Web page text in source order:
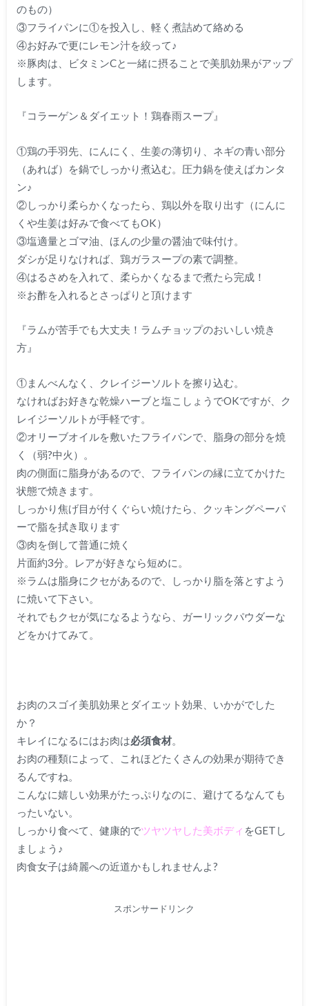
のもの）
③フライパンに①を投入し、軽く煮詰めて絡める
④お好みで更にレモン汁を絞って♪
※豚肉は、ビタミンCと一緒に摂ることで美肌効果がアップ
します。
『コラーゲン＆ダイエット！鶏春雨スープ』
①鶏の手羽先、にんにく、生姜の薄切り、ネギの青い部分
（あれば）を鍋でしっかり煮込む。圧力鍋を使えばカンタ
ン♪
②しっかり柔らかくなったら、鶏以外を取り出す（にんに
くや生姜は好みで食べてもOK）
③塩適量とゴマ油、ほんの少量の醤油で味付け。
ダシが足りなければ、鶏ガラスープの素で調整。
④はるさめを入れて、柔らかくなるまで煮たら完成！
※お酢を入れるとさっぱりと頂けます
『ラムが苦手でも大丈夫！ラムチョップのおいしい焼き
方』
①まんべんなく、クレイジーソルトを擦り込む。
なければお好きな乾燥ハーブと塩こしょうでOKですが、ク
レイジーソルトが手軽です。
②オリーブオイルを敷いたフライパンで、脂身の部分を焼
く（弱?中火）。
肉の側面に脂身があるので、フライパンの縁に立てかけた
状態で焼きます。
しっかり焦げ目が付くぐらい焼けたら、クッキングペーパ
ーで脂を拭き取ります
③肉を倒して普通に焼く
片面約3分。レアが好きなら短めに。
※ラムは脂身にクセがあるので、しっかり脂を落とすよう
に焼いて下さい。
それでもクセが気になるようなら、ガーリックパウダーな
どをかけてみて。
お肉のスゴイ美肌効果とダイエット効果、いかがでした
か？
キレイになるにはお肉は必須食材。
お肉の種類によって、これほどたくさんの効果が期待でき
るんですね。
こんなに嬉しい効果がたっぷりなのに、避けてるなんても
ったいない。
しっかり食べて、健康的でツヤツヤした美ボディ をGETし
ましょう♪
肉食女子は綺麗への近道かもしれませんよ?
スポンサードリンク